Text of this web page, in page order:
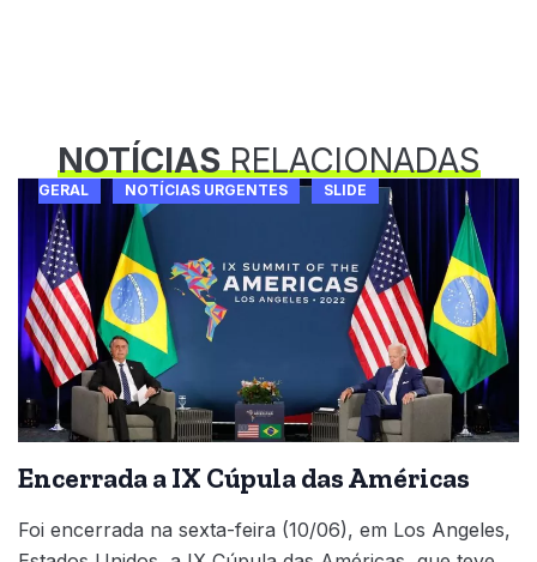
NOTÍCIASRELACIONADAS
GERAL NOTÍCIAS URGENTES SLIDE
Encerrada a IX Cúpula das Américas
Foi encerrada na sexta-feira (10/06), em Los Angeles,